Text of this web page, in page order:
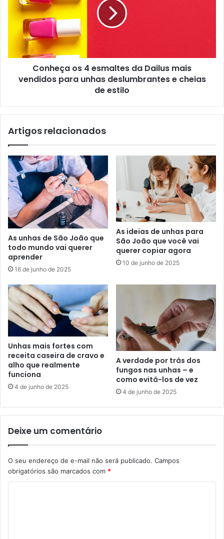
Conheça os 4 esmaltes da Dailus mais
vendidos para unhas deslumbrantes e cheias
de estilo
Artigos relacionados
As unhas de São João que
todo mundo vai querer
aprender
16 de junho de 2025
As ideias de unhas para
São João que você vai
querer copiar agora
10 de junho de 2025
Unhas mais fortes com
receita caseira de cravo e
alho que realmente
funciona
4 de junho de 2025
A verdade por trás dos
fungos nas unhas – e
como evitá-los de vez
4 de junho de 2025
Deixe um comentário
O seu endereço de e-mail não será publicado. Campos
obrigatórios são marcados com *